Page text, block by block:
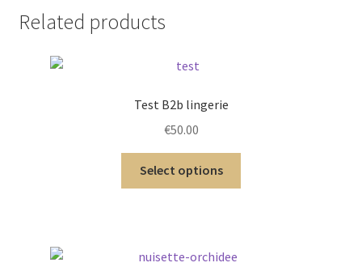
Related products
Test B2b lingerie
€50.00
Select options